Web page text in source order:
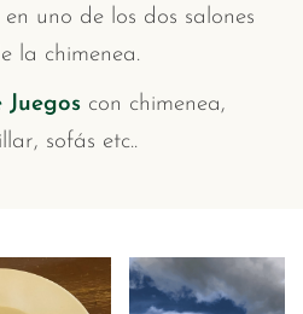
uno de los dos salones
la chimenea.
Juegos con chimenea,
sofás etc..